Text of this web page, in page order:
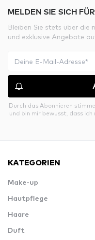
MELDEN SIE SICH
Bleiben Sie stets über die
und exklusive Angebote
Durch das Abonnieren
und bin mir bewusst, dass
KATEGORIEN
Make-up
Hautpflege
Haare
Duft